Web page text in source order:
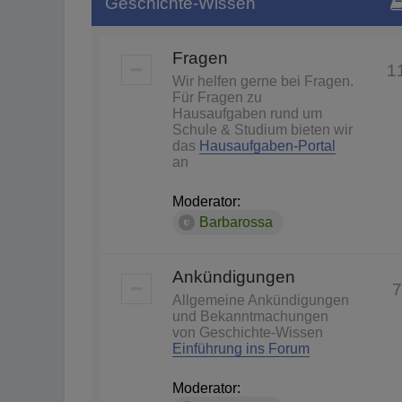
Fragen
Wir helfen gerne bei Fragen.
Für Fragen zu
Hausaufgaben rund um
Schule & Studium bieten wir
das Hausaufgaben-Portal
an
Moderator:
Barbarossa
Ankündigungen
Allgemeine Ankündigungen
und Bekanntmachungen
von Geschichte-Wissen
Einführung ins Forum
Moderator: